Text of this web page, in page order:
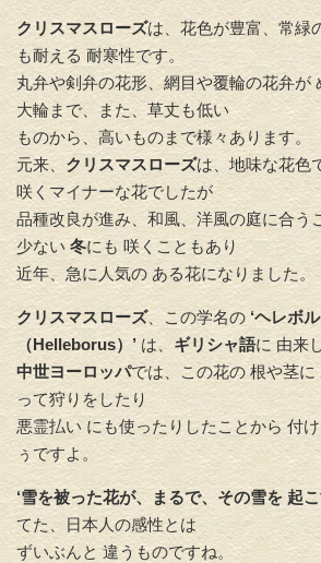
クリスマスローズは、花色が豊富、常緑
も耐える 耐寒性です。
丸弁や剣弁の花形、網目や覆輪の花弁が
大輪まで、また、草丈も低い
ものから、高いものまで様々あります。
元来、 クリスマスローズは、地味な花色
咲くマイナーな花でしたが
品種改良が進み、和風、洋風の庭に合う
少ない 冬にも 咲くこともあり
近年、急に人気の ある花になりました。
クリスマスローズ、この学名の ‘ヘレボ
（Helleborus）’ は、 ギリシャ語に 由来
中世ヨーロッパでは、この花の 根や茎
って狩りをしたり
悪霊払い にも使ったりしたことから 付
ぅですよ。
‘雪を被った花が、まるで、その雪を 起こ
てた、日本人の感性とは
ずいぶんと 違うものですね。